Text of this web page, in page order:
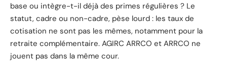
base ou intègre-t-il déjà des primes régulières ? Le
statut, cadre ou non-cadre, pèse lourd : les taux de
cotisation ne sont pas les mêmes, notamment pour la
retraite complémentaire. AGIRC ARRCO et ARRCO ne
jouent pas dans la même cour.